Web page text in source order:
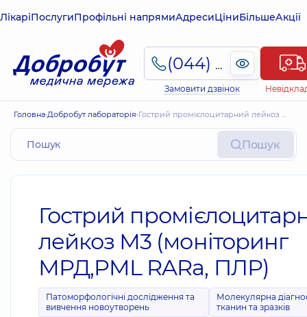
ЛікаріПослугиПрофільні напрямиАдресиЦіниБільшеАкції
(044) 495-2-888
Замовити дзвінок
Головна Добробут лабораторія Гострий промієлоцитарний лейкоз М3 (моніторинг МРД,PML RARa, ПЛР)
Пошук
Гострий
лейкоз М3 (моніторинг
МРД,PML RARa, ПЛР)
Патоморфологічні дослідження та
вивчення новоутворень
Молекулярна
тканин та зразків